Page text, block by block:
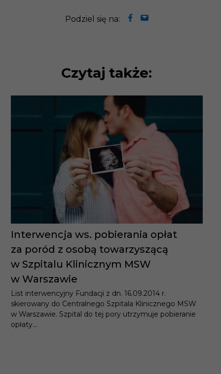
Interwencja ws. pobierania opłat
za poród z osobą towarzyszącą
w Szpitalu Klinicznym MSW
w Warszawie
List interwencyjny Fundacji z dn. 16.09.2014 r. skierowany
do Centralnego Szpitala Klinicznego MSW w Warszawie.
Szpital do tej pory utrzymuje pobieranie opłaty...